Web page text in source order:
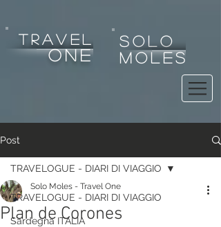
tRAVEL
one
SOLO
MOLES
Post
TRAVELOGUE - DIARI DI VIAGGIO
Sardegna ITALIA
TRAVELOGUE - DIARI DI VIAGGIO
Plan de Corones
Solo Moles - Travel One